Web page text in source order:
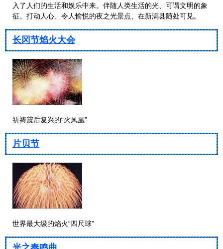
入了人们的生活和娱乐中来。伴随人类生活的光、可谓文明的象
征。打动人心、令人愉悦的夜之光景点、在新潟县随处可见。
长冈节焰火大会
祈祷震后复兴的“火凤凰”
片贝节
世界最大级的焰火“四尺球”